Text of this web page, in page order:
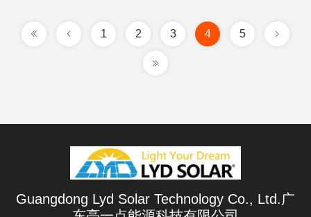
1 2 3 4 5
Guangdong Lyd Solar Technology Co., Ltd.广